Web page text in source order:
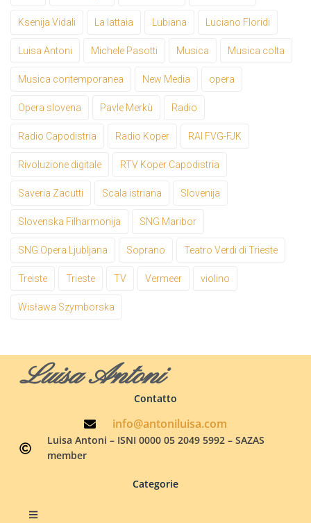
Ksenija Vidali La lattaia Lubiana Luciano Floridi
Luisa Antoni Michele Pasotti Musica Musica colta
Musica contemporanea New Media opera
Opera slovena Pavle Merkù Radio
Radio Capodistria Radio Koper RAI FVG-FJK
Rivoluzione digitale RTV Koper Capodistria
Saveria Zacutti Scala istriana Slovenija
Slovenska Filharmonija SNG Maribor
SNG Opera Ljubljana Soprano Teatro Verdi di Trieste
Treiste Trieste TV Vermeer violino
Wisława Szymborska
Luisa Antoni
Contatto
info@antoniluisa.com
Luisa Antoni – ISNI 0000 05 2049 5992 – SAZAS
member
Categorie